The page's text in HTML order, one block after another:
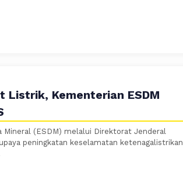
Listrik, Kementerian ESDM
Mineral (ESDM) melalui Direktorat Jenderal
peningkatan keselamatan ketenagalistrikan